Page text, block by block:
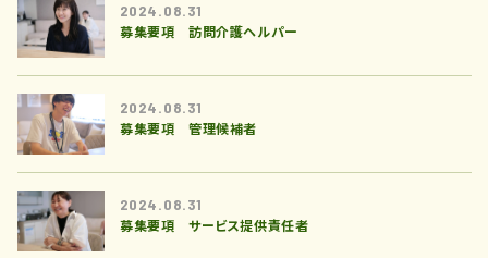
2024.08.31
募集要項 訪問介護ヘルパー
2024.08.31
募集要項 管理候補者
2024.08.31
募集要項 サービス提供責任者